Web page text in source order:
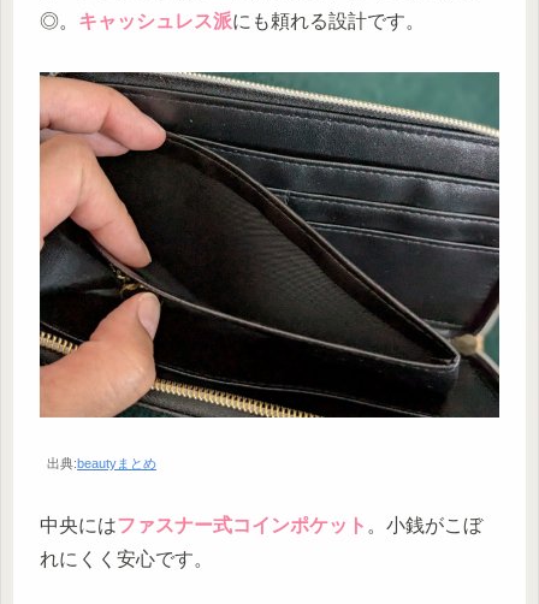
◎。 キャッシュレス派にも頼れる設計です。
出典:beautyまとめ
中央にはファスナー式コインポケット 。小銭がこぼ
れにくく安心です。